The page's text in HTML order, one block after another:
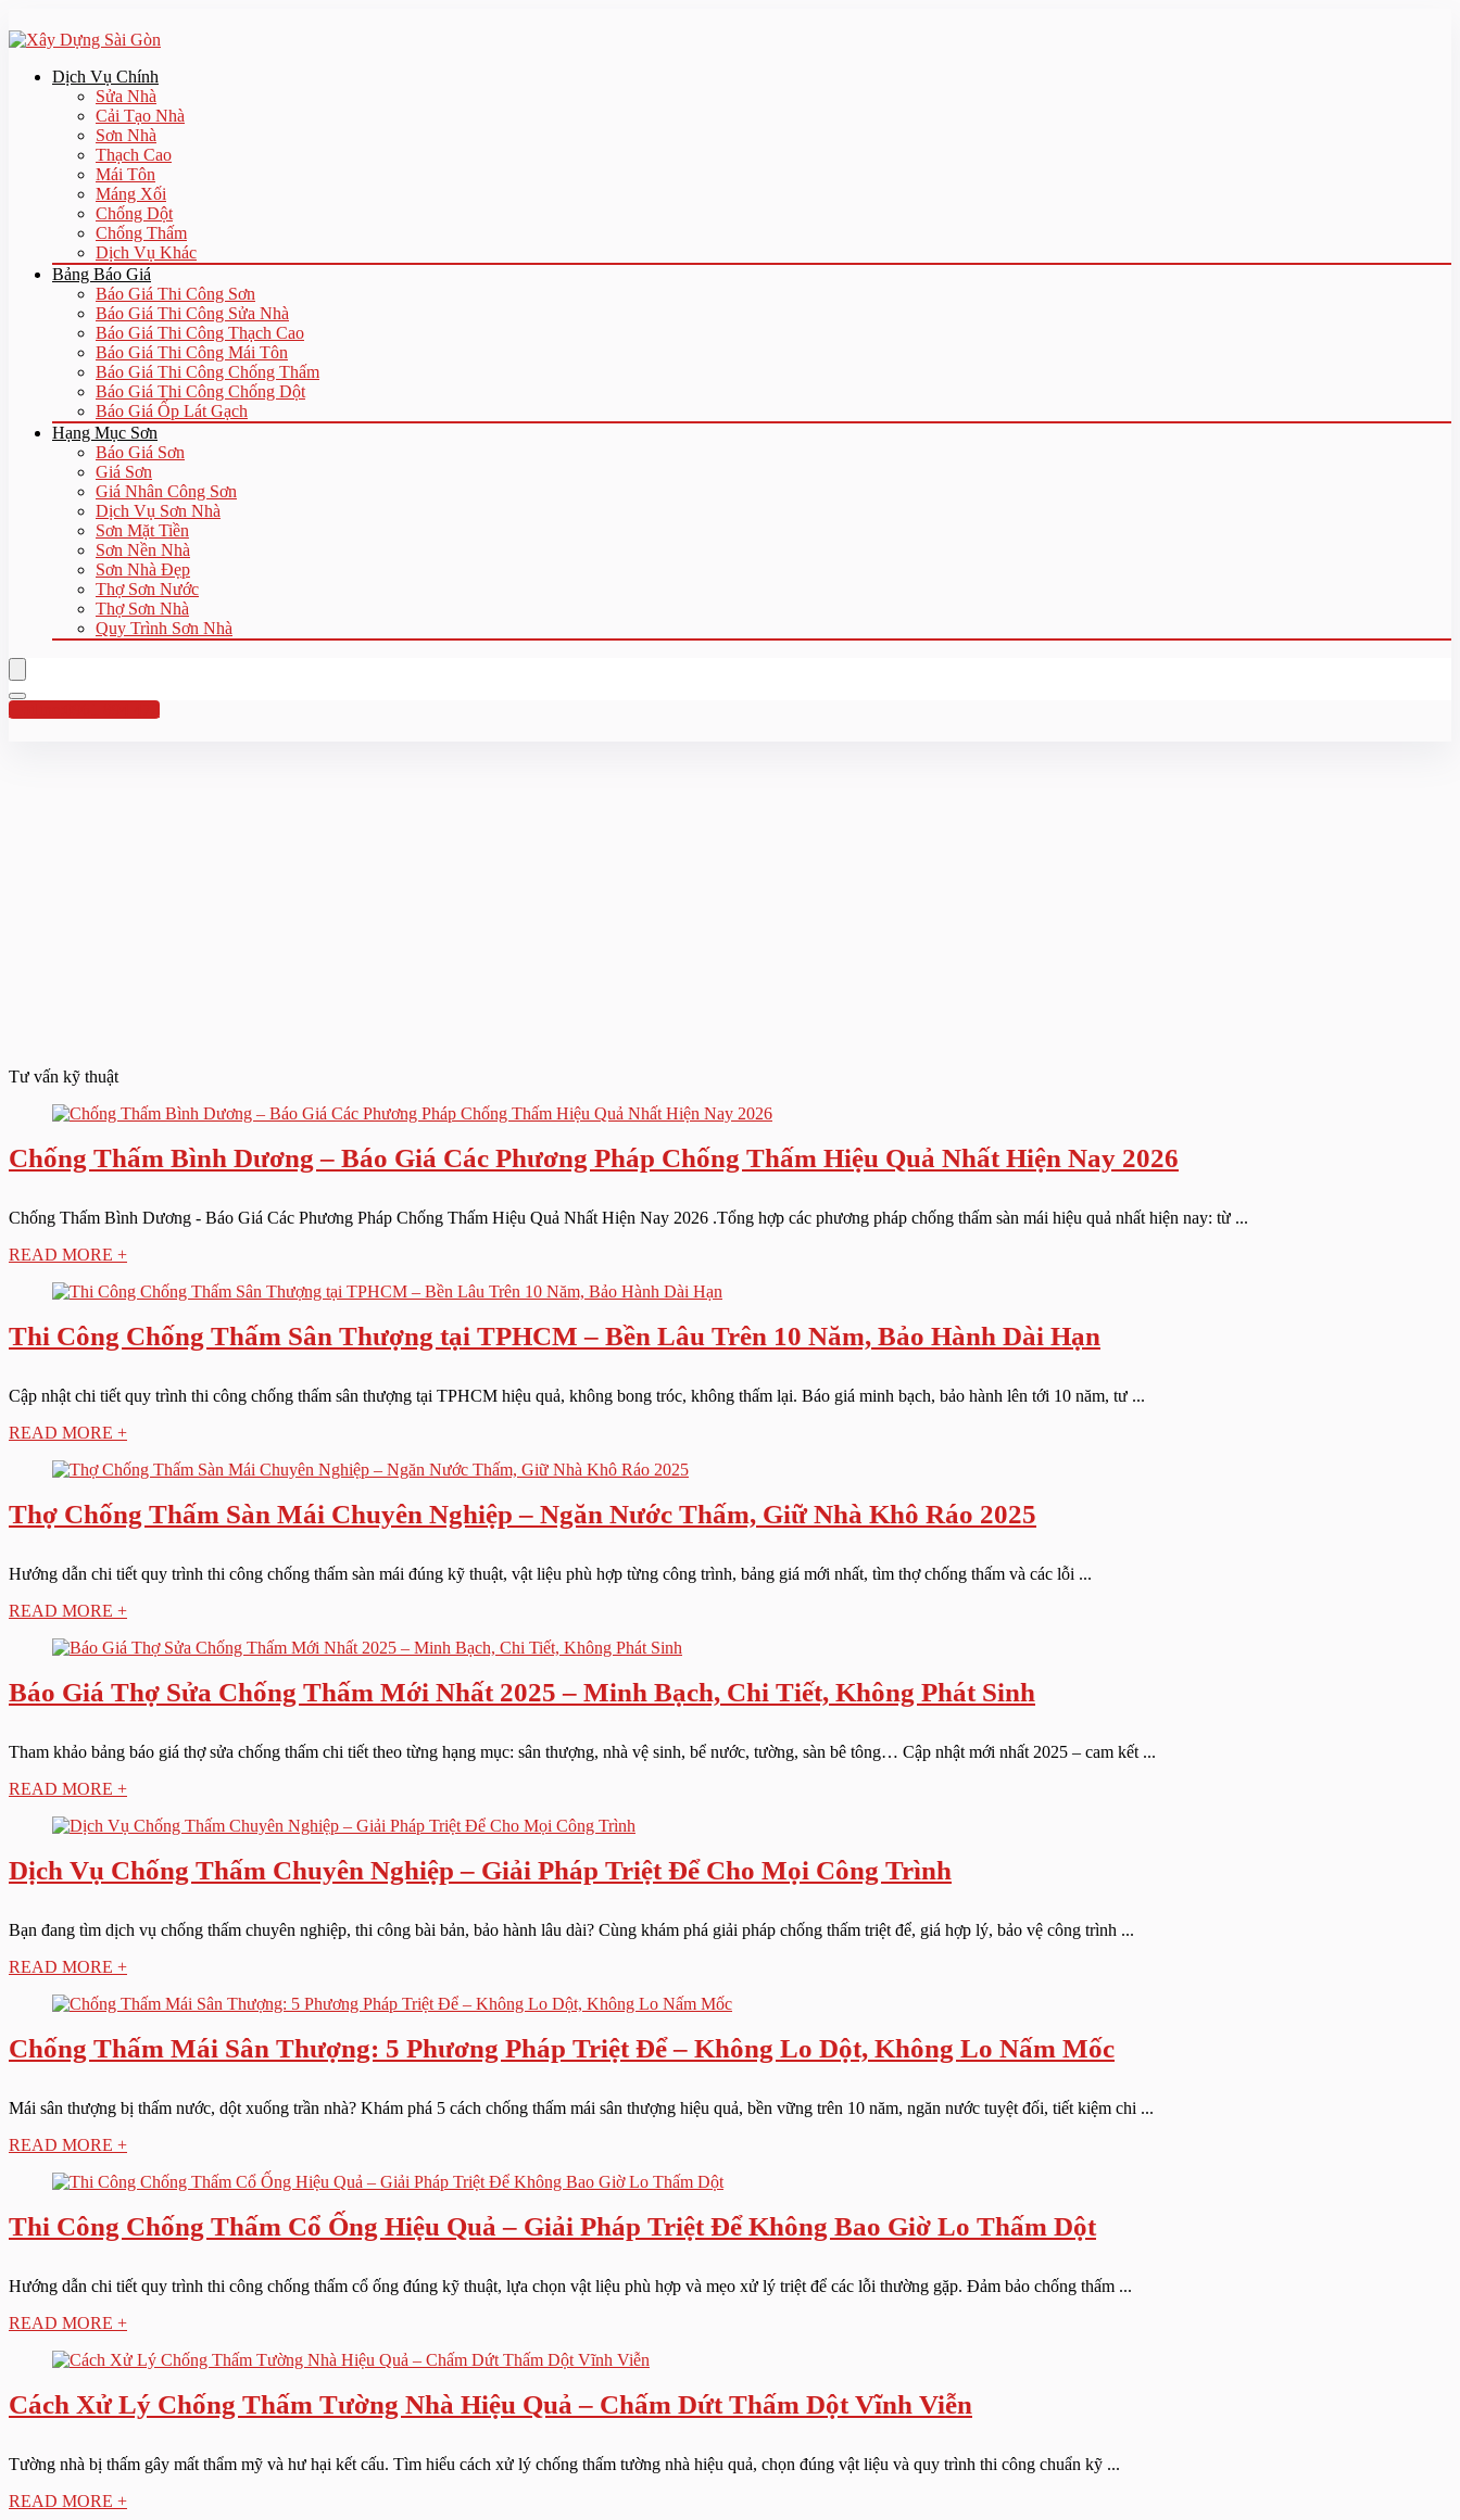
Dịch Vụ Chính
Sửa Nhà
Cải Tạo Nhà
Sơn Nhà
Thạch Cao
Mái Tôn
Máng Xối
Chống Dột
Chống Thấm
Dịch Vụ Khác
Bảng Báo Giá
Báo Giá Thi Công Sơn
Báo Giá Thi Công Sửa Nhà
Báo Giá Thi Công Thạch Cao
Báo Giá Thi Công Mái Tôn
Báo Giá Thi Công Chống Thấm
Báo Giá Thi Công Chống Dột
Báo Giá Ốp Lát Gạch
Hạng Mục Sơn
Báo Giá Sơn
Giá Sơn
Giá Nhân Công Sơn
Dịch Vụ Sơn Nhà
Sơn Mặt Tiền
Sơn Nền Nhà
Sơn Nhà Đẹp
Thợ Sơn Nước
Thợ Sơn Nhà
Quy Trình Sơn Nhà
Hotline:0961 894 472
Tư vấn kỹ thuật
Chống Thấm Bình Dương – Báo Giá Các Phương Pháp Chống Thấm Hiệu Quả Nhất Hiện Nay 2026
Chống Thấm Bình Dương - Báo Giá Các Phương Pháp Chống Thấm Hiệu Quả Nhất Hiện Nay 2026 .Tổng hợp các phương pháp chống thấm sàn mái hiệu quả nhất hiện nay: từ ...
READ MORE +
Thi Công Chống Thấm Sân Thượng tại TPHCM – Bền Lâu Trên 10 Năm, Bảo Hành Dài Hạn
Cập nhật chi tiết quy trình thi công chống thấm sân thượng tại TPHCM hiệu quả, không bong tróc, không thấm lại. Báo giá minh bạch, bảo hành lên tới 10 năm, tư ...
READ MORE +
Thợ Chống Thấm Sàn Mái Chuyên Nghiệp – Ngăn Nước Thấm, Giữ Nhà Khô Ráo 2025
Hướng dẫn chi tiết quy trình thi công chống thấm sàn mái đúng kỹ thuật, vật liệu phù hợp từng công trình, bảng giá mới nhất, tìm thợ chống thấm và các lỗi ...
READ MORE +
Báo Giá Thợ Sửa Chống Thấm Mới Nhất 2025 – Minh Bạch, Chi Tiết, Không Phát Sinh
Tham khảo bảng báo giá thợ sửa chống thấm chi tiết theo từng hạng mục: sân thượng, nhà vệ sinh, bể nước, tường, sàn bê tông… Cập nhật mới nhất 2025 – cam kết ...
READ MORE +
Dịch Vụ Chống Thấm Chuyên Nghiệp – Giải Pháp Triệt Để Cho Mọi Công Trình
Bạn đang tìm dịch vụ chống thấm chuyên nghiệp, thi công bài bản, bảo hành lâu dài? Cùng khám phá giải pháp chống thấm triệt để, giá hợp lý, bảo vệ công trình ...
READ MORE +
Chống Thấm Mái Sân Thượng: 5 Phương Pháp Triệt Để – Không Lo Dột, Không Lo Nấm Mốc
Mái sân thượng bị thấm nước, dột xuống trần nhà? Khám phá 5 cách chống thấm mái sân thượng hiệu quả, bền vững trên 10 năm, ngăn nước tuyệt đối, tiết kiệm chi ...
READ MORE +
Thi Công Chống Thấm Cổ Ống Hiệu Quả – Giải Pháp Triệt Để Không Bao Giờ Lo Thấm Dột
Hướng dẫn chi tiết quy trình thi công chống thấm cổ ống đúng kỹ thuật, lựa chọn vật liệu phù hợp và mẹo xử lý triệt để các lỗi thường gặp. Đảm bảo chống thấm ...
READ MORE +
Cách Xử Lý Chống Thấm Tường Nhà Hiệu Quả – Chấm Dứt Thấm Dột Vĩnh Viễn
Tường nhà bị thấm gây mất thẩm mỹ và hư hại kết cấu. Tìm hiểu cách xử lý chống thấm tường nhà hiệu quả, chọn đúng vật liệu và quy trình thi công chuẩn kỹ ...
READ MORE +